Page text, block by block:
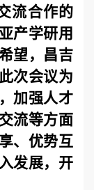
流合作的
产学研用
望，昌吉
次会议为
加强人才
流等方面
、优势互
发展，开